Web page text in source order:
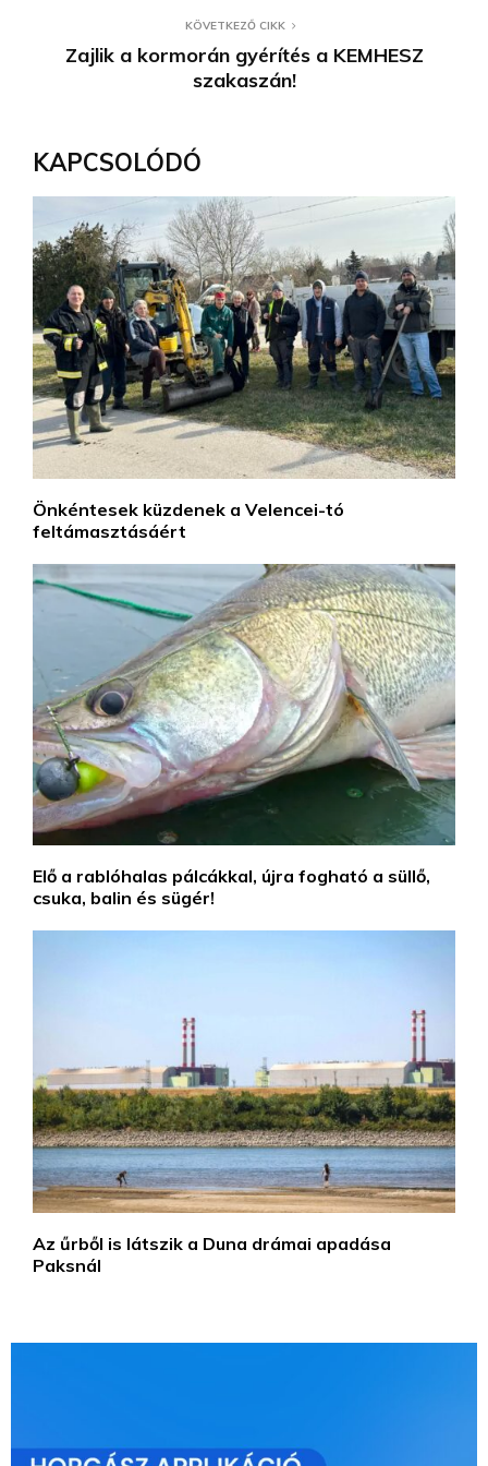
KÖVETKEZŐ CIKK
Zajlik a kormorán gyérítés a KEMHESZ
szakaszán!
KAPCSOLÓDÓ
Önkéntesek küzdenek a Velencei-tó
feltámasztásáért
Elő a rablóhalas pálcákkal, újra fogható a süllő,
csuka, balin és sügér!
Az űrből is látszik a Duna drámai apadása
Paksnál